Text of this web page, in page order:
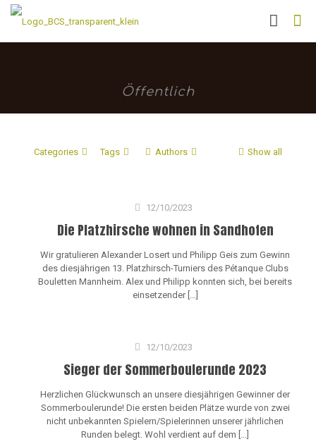
Öffentlich
Categories Tags Authors Show all
12/10/2023
Die Platzhirsche wohnen in Sandhofen
Wir gratulieren Alexander Losert und Philipp Geis zum Gewinn
des diesjährigen 13. Platzhirsch-Turniers des Pétanque Clubs
Bouletten Mannheim. Alex und Philipp konnten sich, bei bereits
einsetzender[…]
12/10/2023
Sieger der Sommerboulerunde 2023
Herzlichen Glückwunsch an unsere diesjährigen Gewinner der
Sommerboulerunde! Die ersten beiden Plätze wurde von zwei
nicht unbekannten Spielern/Spielerinnen unserer jährlichen
Runden belegt. Wohl verdient auf dem […]